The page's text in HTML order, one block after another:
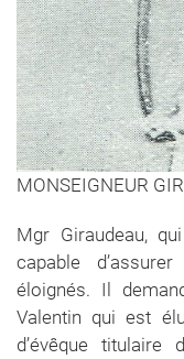
MONSEIGNEUR
Mgr Giraudeau,
capable
éloignés. Il
Valentin qui est
d’évêque